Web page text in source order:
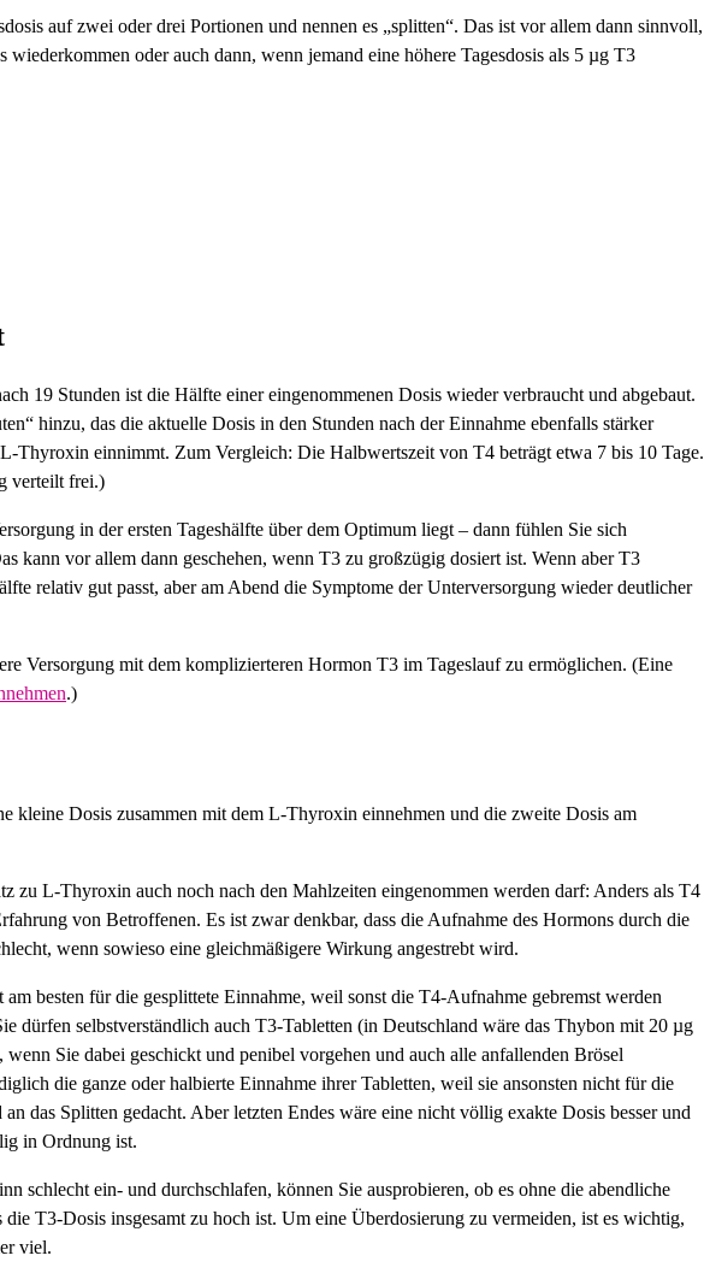
auf zwei oder drei Portionen und nennen es „splitten“. Das ist vor allem dann sinnvoll,
oder auch dann, wenn jemand eine höhere Tagesdosis als 5 µg T3
19 Stunden ist die Hälfte einer eingenommenen Dosis wieder verbraucht und abgebaut.
hinzu, das die aktuelle Dosis in den Stunden nach der Einnahme ebenfalls stärker
Thyroxin einnimmt. Zum Vergleich: Die Halbwertszeit von T4 beträgt etwa 7 bis 10 Tage.
verteilt frei.)
in der ersten Tageshälfte über dem Optimum liegt – dann fühlen Sie sich
kann vor allem dann geschehen, wenn T3 zu großzügig dosiert ist. Wenn aber T3
relativ gut passt, aber am Abend die Symptome der Unterversorgung wieder deutlicher
Versorgung mit dem komplizierteren Hormon T3 im Tageslauf zu ermöglichen. (Eine
.)
kleine Dosis zusammen mit dem L-Thyroxin einnehmen und die zweite Dosis am
zu L-Thyroxin auch noch nach den Mahlzeiten eingenommen werden darf: Anders als T4
von Betroffenen. Es ist zwar denkbar, dass die Aufnahme des Hormons durch die
wenn sowieso eine gleichmäßigere Wirkung angestrebt wird.
besten für die gesplittete Einnahme, weil sonst die T4-Aufnahme gebremst werden
dürfen selbstverständlich auch T3-Tabletten (in Deutschland wäre das Thybon mit 20 µg
Sie dabei geschickt und penibel vorgehen und auch alle anfallenden Brösel
die ganze oder halbierte Einnahme ihrer Tabletten, weil sie ansonsten nicht für die
das Splitten gedacht. Aber letzten Endes wäre eine nicht völlig exakte Dosis besser und
in Ordnung ist.
schlecht ein- und durchschlafen, können Sie ausprobieren, ob es ohne die abendliche
T3-Dosis insgesamt zu hoch ist. Um eine Überdosierung zu vermeiden, ist es wichtig,
viel.